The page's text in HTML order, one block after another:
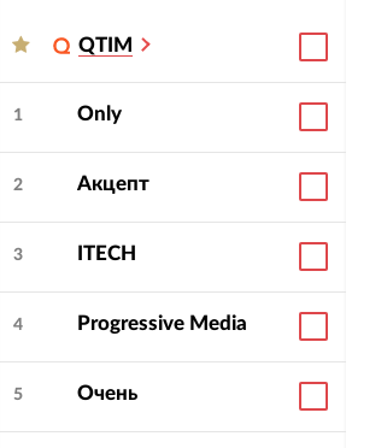
QTIM
1 Only
2 Акцепт
3 ITECH
4 Progressive Media
5 Очень